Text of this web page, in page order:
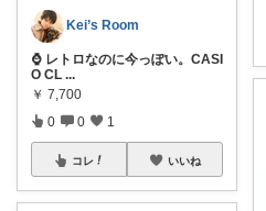
Kei’s Room
⌚ レトロなのに今っぽい。CASI
O CL ...
￥ 7,700
0 0 1
コレ いいね